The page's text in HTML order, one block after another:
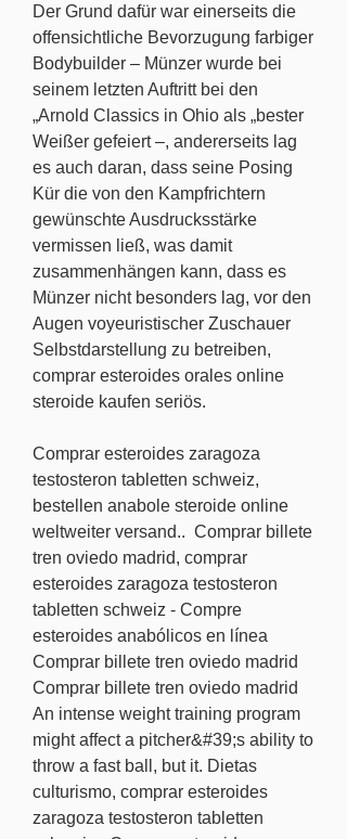
Der Grund dafür war einerseits die
offensichtliche Bevorzugung farbiger
Bodybuilder – Münzer wurde bei
seinem letzten Auftritt bei den
„Arnold Classics in Ohio als „bester
Weißer gefeiert –, andererseits lag
es auch daran, dass seine Posing
Kür die von den Kampfrichtern
gewünschte Ausdrucksstärke
vermissen ließ, was damit
zusammenhängen kann, dass es
Münzer nicht besonders lag, vor den
Augen voyeuristischer Zuschauer
Selbstdarstellung zu betreiben,
comprar esteroides orales online
steroide kaufen seriös.
Comprar esteroides zaragoza
testosteron tabletten schweiz,
bestellen anabole steroide online
weltweiter versand..  Comprar billete
tren oviedo madrid, comprar
esteroides zaragoza testosteron
tabletten schweiz - Compre
esteroides anabólicos en línea
Comprar billete tren oviedo madrid
Comprar billete tren oviedo madrid
An intense weight training program
might affect a pitcher&#39;s ability to
throw a fast ball, but it. Dietas
culturismo, comprar esteroides
zaragoza testosteron tabletten